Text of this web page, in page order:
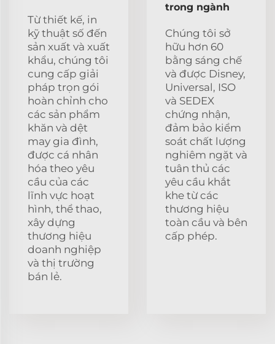
Từ thiết kế, in
kỹ thuật số đến
sản xuất và xuất
khẩu, chúng tôi
cung cấp giải
pháp trọn gói
hoàn chỉnh cho
các sản phẩm
khăn và dệt
may gia đình,
được cá nhân
hóa theo yêu
cầu của các
lĩnh vực hoạt
hình, thể thao,
xây dựng
thương hiệu
doanh nghiệp
và thị trường
bán lẻ.
trong ngành
Chúng tôi sở
hữu hơn 60
bằng sáng chế
và được Disney,
Universal, ISO
và SEDEX
chứng nhận,
đảm bảo kiểm
soát chất lượng
nghiêm ngặt và
tuân thủ các
yêu cầu khắt
khe từ các
thương hiệu
toàn cầu và bên
cấp phép.